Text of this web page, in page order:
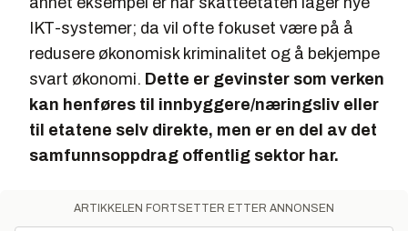
IKT-systemer; da vil ofte fokuset være på å
redusere økonomisk kriminalitet og å bekjempe
svart økonomi. Dette er gevinster som verken
kan henføres til innbyggere/næringsliv eller
til etatene selv direkte, men er en del av det
samfunnsoppdrag offentlig sektor har.
ARTIKKELEN FORTSETTER ETTER ANNONSEN